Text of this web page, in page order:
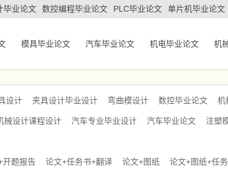
毕业论文 数控编程毕业论文 PLC毕业论文 单片机毕业论文
模具毕业论文 汽车毕业论文 机电毕业论文 机
设计 夹具设计毕业设计 弯曲模设计 数控毕业论文 机
械设计课程设计 汽车专业毕业设计 汽车毕业论文 注塑
开题报告 论文+任务书+翻译 论文+图纸 论文+图纸+任